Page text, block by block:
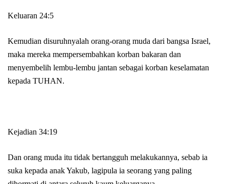
Keluaran 24:5
Kemudian disuruhnyalah orang-orang muda dari bangsa Israel,
maka mereka mempersembahkan korban bakaran dan
menyembelih lembu-lembu jantan sebagai korban keselamatan
kepada TUHAN.
Kejadian 34:19
Dan orang muda itu tidak bertangguh melakukannya, sebab ia
suka kepada anak Yakub, lagipula ia seorang yang paling